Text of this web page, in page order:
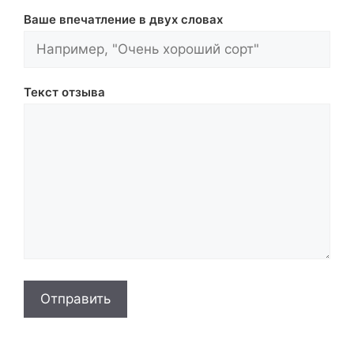
Ваше впечатление в двух словах
Текст отзыва
Отправить